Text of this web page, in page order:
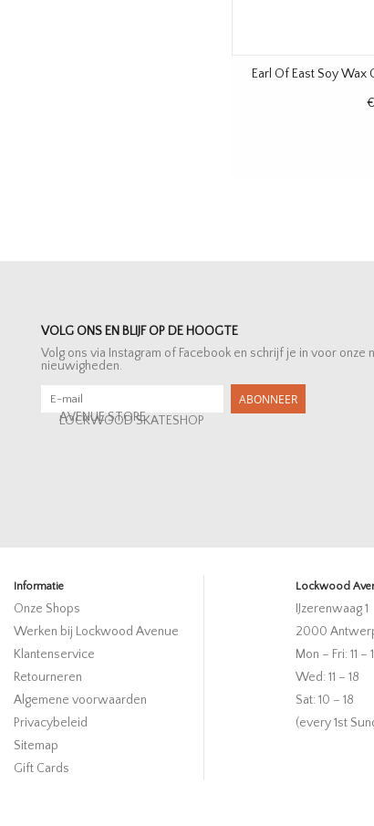
Earl Of East Soy Wax
VOLG ONS EN BLIJF OP DE HOOGTE
Volg ons via Instagram of Facebook en schrijf je in voor
nieuwigheden.
ABONNEER
AVENUE STORE
LOCKWOOD SKATESHOP
Informatie
Onze Shops
Werken bij Lockwood Avenue
Klantenservice
Retourneren
Algemene voorwaarden
Privacybeleid
Sitemap
Gift Cards
Lockwood
IJzerenwaag 1
2000
Mon – Fri: 11 –
Wed: 11 – 18
Sat: 10 – 18
(every 1st